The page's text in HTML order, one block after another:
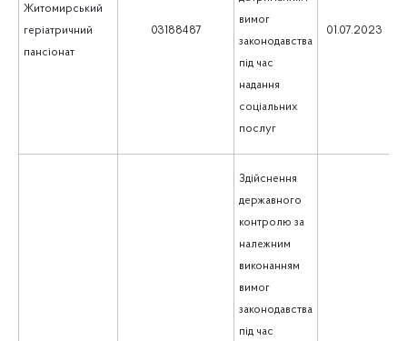
Житомирський
геріатричний
пансіонат
03188487
вимог
законодавства
під час
надання
соціальних
послуг
01.07.2023
Здійснення
державного
контролю за
належним
виконанням
вимог
законодавства
під час